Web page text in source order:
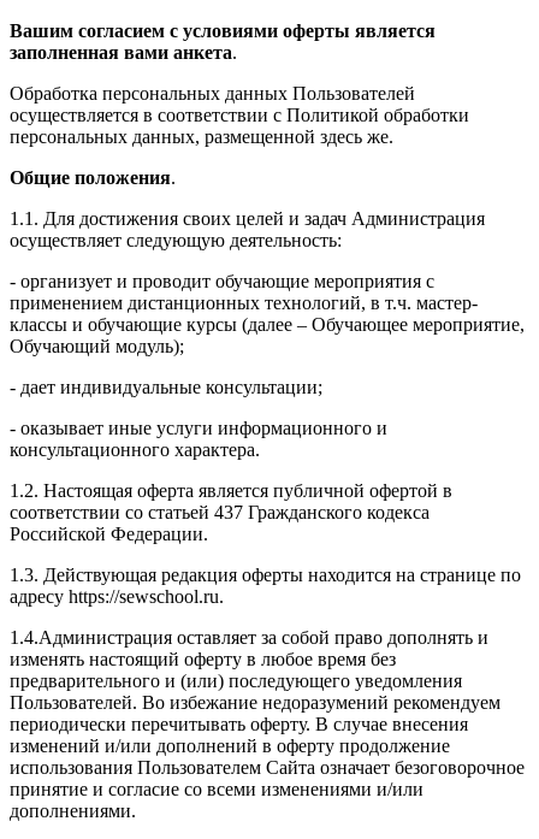
Вашим согласием с условиями оферты является
заполненная вами анкета.
Обработка персональных данных Пользователей
осуществляется в соответствии с Политикой обработки
персональных данных, размещенной здесь же.
Общие положения.
1.1. Для достижения своих целей и задач Администрация
осуществляет следующую деятельность:
- организует и проводит обучающие мероприятия с
применением дистанционных технологий, в т.ч. мастер-
классы и обучающие курсы (далее – Обучающее мероприятие,
Обучающий модуль);
- дает индивидуальные консультации;
- оказывает иные услуги информационного и
консультационного характера.
1.2. Настоящая оферта является публичной офертой в
соответствии со статьей 437 Гражданского кодекса
Российской Федерации.
1.3. Действующая редакция оферты находится на странице по
адресу https://sewschool.ru.
1.4.Администрация оставляет за собой право дополнять и
изменять настоящий оферту в любое время без
предварительного и (или) последующего уведомления
Пользователей. Во избежание недоразумений рекомендуем
периодически перечитывать оферту. В случае внесения
изменений и/или дополнений в оферту продолжение
использования Пользователем Сайта означает безоговорочное
принятие и согласие со всеми изменениями и/или
дополнениями.